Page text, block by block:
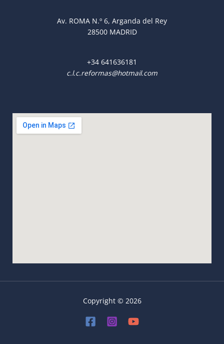
Av. ROMA N.º 6, Arganda del Rey
28500 MADRID
+34 641636181
c.l.c.reformas@hotmail.com
Copyright © 2026